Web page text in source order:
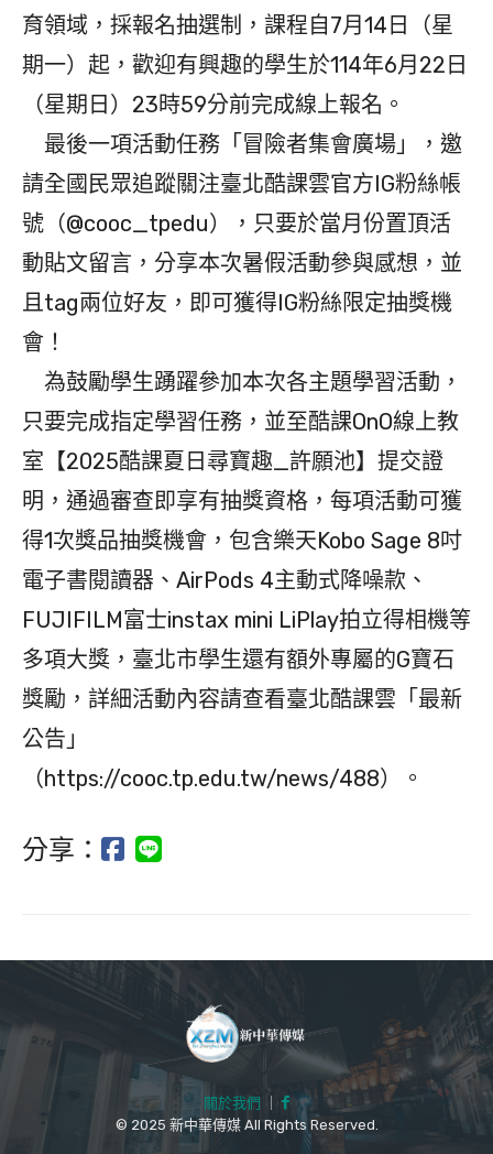
育領域，採報名抽選制，課程自7月14日（星
期一）起，歡迎有興趣的學生於114年6月22日
（星期日）23時59分前完成線上報名。
最後一項活動任務「冒險者集會廣場」，邀
請全國民眾追蹤關注臺北酷課雲官方IG粉絲帳
號（@cooc_tpedu），只要於當月份置頂活
動貼文留言，分享本次暑假活動參與感想，並
且tag兩位好友，即可獲得IG粉絲限定抽獎機
會！
為鼓勵學生踴躍參加本次各主題學習活動，
只要完成指定學習任務，並至酷課OnO線上教
室【2025酷課夏日尋寶趣_許願池】提交證
明，通過審查即享有抽獎資格，每項活動可獲
得1次獎品抽獎機會，包含樂天Kobo Sage 8吋
電子書閱讀器、AirPods 4主動式降噪款、
FUJIFILM富士instax mini LiPlay拍立得相機等
多項大獎，臺北市學生還有額外專屬的G寶石
獎勵，詳細活動內容請查看臺北酷課雲「最新
公告」
（https://cooc.tp.edu.tw/news/488）。
分享：
關於我們 ｜
© 2025 新中華傳媒 All Rights Reserved.